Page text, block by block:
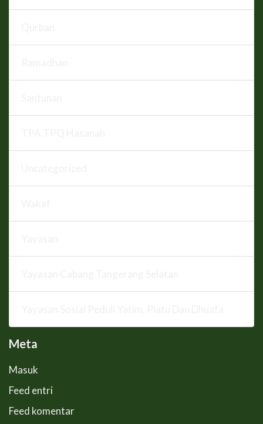
Meta
Masuk
Feed entri
Feed komentar